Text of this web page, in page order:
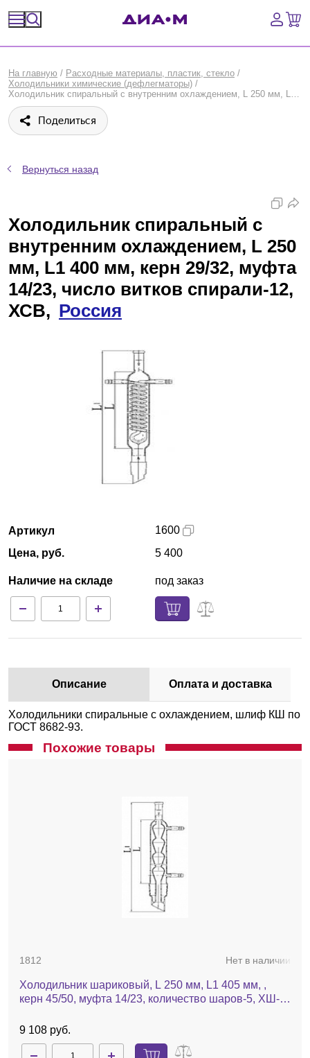
Оборудование, приборы
Расходные материалы, пластик, стекло
Библиотека
Войти
Сравнение
Технический сервис
На главную / Расходные материалы, пластик, стекло /
Холодильники химические (дефлегматоры) /
Холодильник спиральный с внутренним охлаждением, L 250 мм, L1 400 мм, керн 29/32, муфта 14/23, число витков спирали-12, ХСВ, Россия
Поделиться
Вернуться назад
Холодильник спиральный с
внутренним охлаждением, L 250
мм, L1 400 мм, керн 29/32, муфта
14/23, число витков спирали-12,
ХСВ, Россия
Артикул
Цена, руб.
Наличие на складе
1600
5 400
под заказ
Описание Оплата и доставка
Холодильники спиральные с охлаждением, шлиф КШ по
ГОСТ 8682-93.
Похожие товары
1812 Нет в наличии
Холодильник шариковый, L 250 мм, L1 405 мм, ,
керн 45/50, муфта 14/23, количество шаров-5, ХШ-2-
9 108 руб.